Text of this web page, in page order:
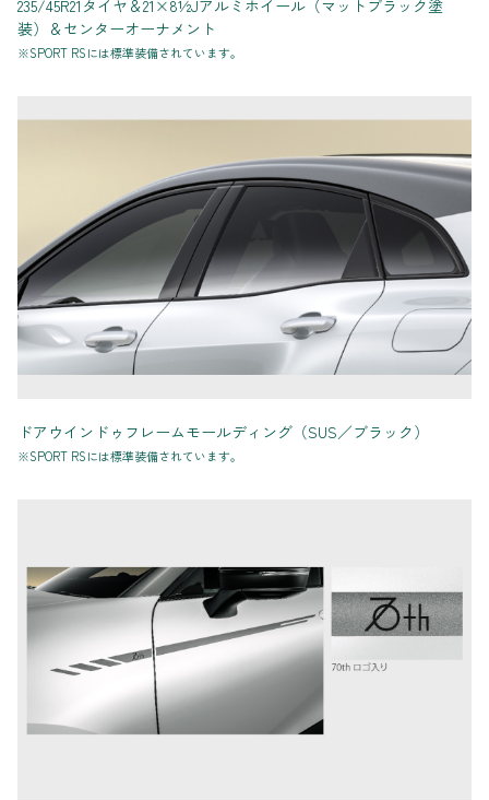
235/45R21タイヤ＆21×8½Jアルミホイール（マットブラック塗
装）＆センターオーナメント
※SPORT RSには標準装備されています。
ドアウインドゥフレームモールディング（SUS／ブラック）
※SPORT RSには標準装備されています。